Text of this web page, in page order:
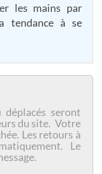
les mains par
tendance à se
seront
du site. Votre
Les retours à
Le